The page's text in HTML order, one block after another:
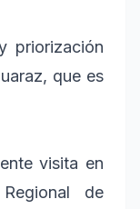
priorización
que es
visita en
de